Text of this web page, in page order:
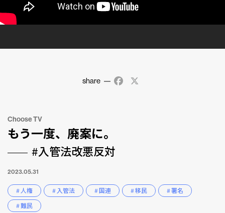
share Facebook
Choose TV
もう一度、廃案に。
#入管法改悪反対
2023.05.31
# 人権 # 入管法 # 国連 # 移民
# 署名
# 難民